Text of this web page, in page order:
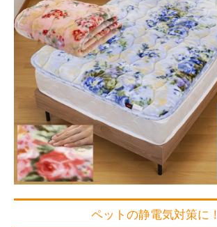
ペットの静電気対策に！